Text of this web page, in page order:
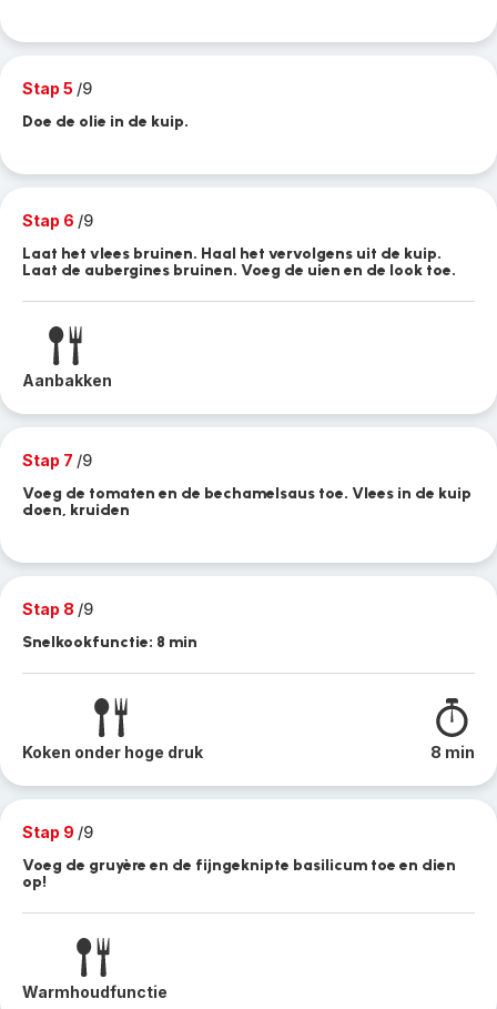
Stap 5 /9
Doe de olie in de kuip.
Stap 6 /9
Laat het vlees bruinen. Haal het vervolgens uit de kuip.
Laat de aubergines bruinen. Voeg de uien en de look toe.
Aanbakken
Stap 7 /9
Voeg de tomaten en de bechamelsaus toe. Vlees in de kuip
doen, kruiden
Stap 8 /9
Snelkookfunctie: 8 min
Koken onder hoge druk 8 min
Stap 9 /9
Voeg de gruyère en de fijngeknipte basilicum toe en dien
op!
Warmhoudfunctie